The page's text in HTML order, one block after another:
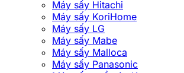
Máy sấy Hitachi
Máy sấy KoriHome
Máy sấy LG
Máy sấy Mabe
Máy sấy Malloca
Máy sấy Panasonic